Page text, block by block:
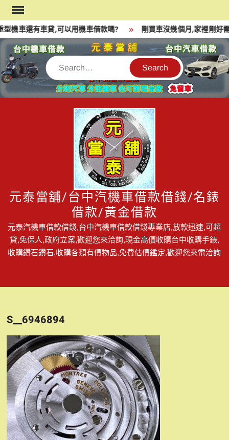
Skip
to
content
機車還有車貸,可以用機車借款嗎? 剛買車沒幾個月,家裡剛好
Search
元泰當舖/台中汽機車借款借錢/名錶
借款/黃金借款
元泰汽機車借款借錢,台中汽機車借款借錢專業店,放款迅速,可超
貸,免保人,政府立案,歡迎您來洽詢,現金高價收購台中收購手錶,
收購鑽石鑽石,收購各類有價物品,免費估價鑑定,歡迎您來電洽詢
S__6946894